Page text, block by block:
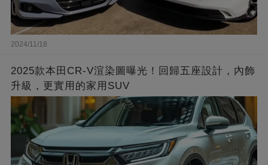
2024/11/18
2025款本田CR-V渲染圖曝光！回歸五座設計，內飾
升級，更實用的家用SUV